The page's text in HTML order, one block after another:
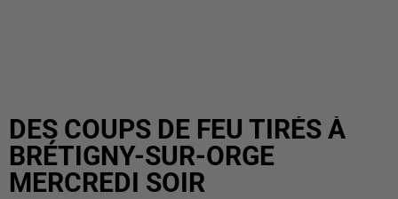
DES COUPS DE FEU TIRÉS À
BRÉTIGNY-SUR-ORGE
MERCREDI SOIR